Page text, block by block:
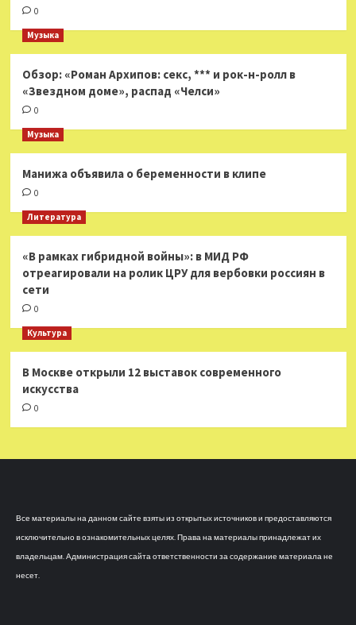
0
Музыка
Обзор: «Роман Архипов: секс, *** и рок-н-ролл в
«Звездном доме», распад «Челси»
0
Музыка
Манижа объявила о беременности в клипе
0
Литература
«В рамках гибридной войны»: в МИД РФ
отреагировали на ролик ЦРУ для вербовки россиян в
сети
0
Культура
В Москве открыли 12 выставок современного
искусства
0
Все материалы на данном сайте взяты из открытых источников и предоставляются
исключительно в ознакомительных целях. Права на материалы принадлежат их
владельцам. Администрация сайта ответственности за содержание материала не
несет.